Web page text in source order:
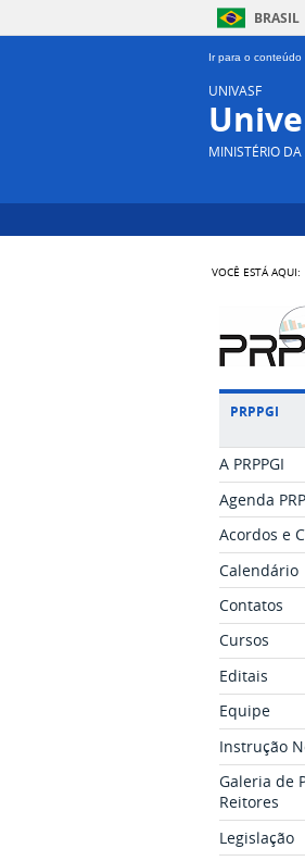
BRASIL
Ir para o conteúdo
UNIVASF
MINISTÉRIO
VOCÊ ESTÁ AQUI:
PRPPGI
A PRPPGI
Agenda
Acordos e
Calendário
Contatos
Cursos
Editais
Equipe
Instrução
Galeria de
Reitores
Legislação